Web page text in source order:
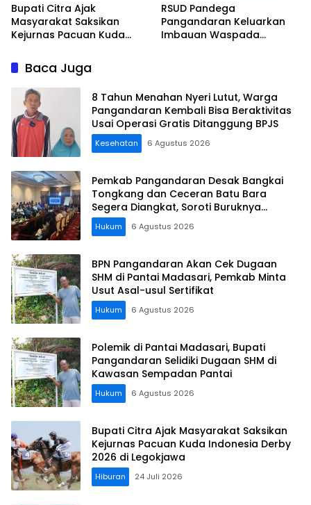
Bupati Citra Ajak
Masyarakat Saksikan
Kejurnas Pacuan Kuda
Legokjawa
RSUD Pandega
Pangandaran Keluarkan
Imbauan Waspada
Baca Juga
8 Tahun Menahan Nyeri Lutut, Warga
Pangandaran Kembali Bisa Beraktivitas
Usai Operasi Gratis Ditanggung BPJS
Kesehatan 6 Agustus 2026
Pemkab Pangandaran Desak Bangkai
Tongkang dan Ceceran Batu Bara
Segera Diangkat, Soroti Buruknya
Koordinasi Perusahaan
Hukum 6 Agustus 2026
BPN Pangandaran Akan Cek Dugaan
SHM di Pantai Madasari, Pemkab Minta
Usut Asal-usul Sertifikat
Hukum 6 Agustus 2026
Polemik di Pantai Madasari, Bupati
Pangandaran Selidiki Dugaan SHM di
Kawasan Sempadan Pantai
Hukum 6 Agustus 2026
Bupati Citra Ajak Masyarakat Saksikan
Kejurnas Pacuan Kuda Indonesia Derby
2026 di Legokjawa
Hiburan 24 Juli 2026